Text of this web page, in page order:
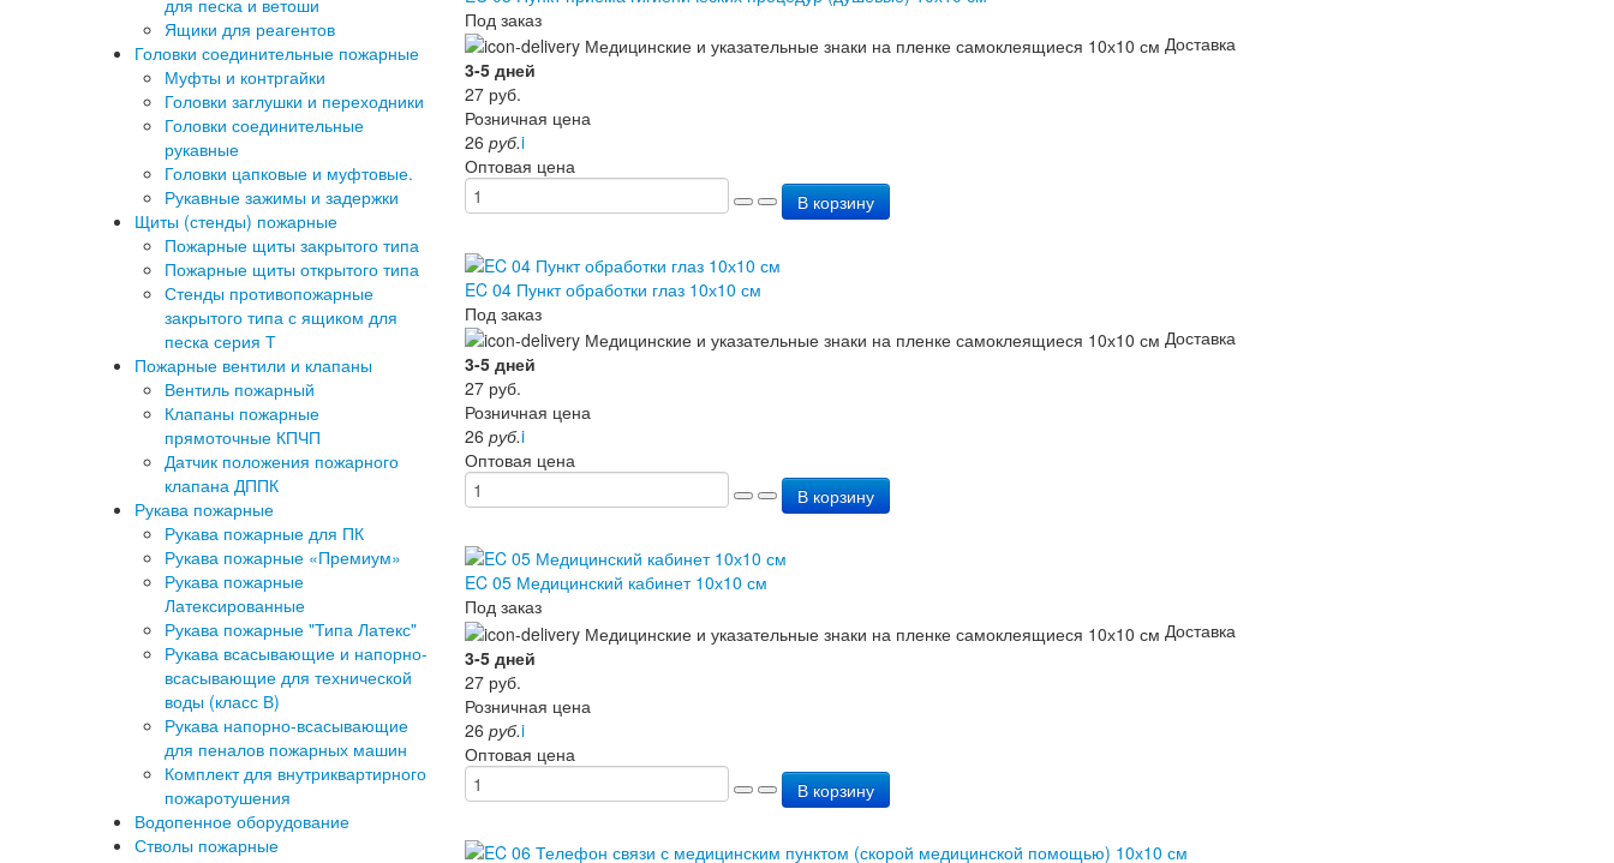
для песка и ветоши
Ящики для реагентов
Головки соединительные пожарные
Муфты и контргайки
Головки заглушки и переходники
Головки соединительные
рукавные
Головки цапковые и муфтовые.
Рукавные зажимы и задержки
Щиты (стенды) пожарные
Пожарные щиты закрытого типа
Пожарные щиты открытого типа
Стенды противопожарные
закрытого типа с ящиком для
песка серия Т
Пожарные вентили и клапаны
Вентиль пожарный
Клапаны пожарные
прямоточные КПЧП
Датчик положения пожарного
клапана ДППК
Рукава пожарные
Рукава пожарные для ПК
Рукава пожарные «Премиум»
Рукава пожарные
Латексированные
Рукава пожарные "Типа Латекс"
Рукава всасывающие и напорно-
всасывающие для технической
воды (класс В)
Рукава напорно-всасывающие
для пеналов пожарных машин
Комплект для внутриквартирного
пожаротушения
Водопенное оборудование
Стволы пожарные
Под заказ
Доставка
3-5 дней
27 руб.
Розничная цена
26 руб.i
Оптовая цена
В корзину
EC 04 Пункт обработки глаз 10х10 см
Под заказ
Доставка
3-5 дней
27 руб.
Розничная цена
26 руб.i
Оптовая цена
В корзину
EC 05 Медицинский кабинет 10х10 см
Под заказ
Доставка
3-5 дней
27 руб.
Розничная цена
26 руб.i
Оптовая цена
В корзину